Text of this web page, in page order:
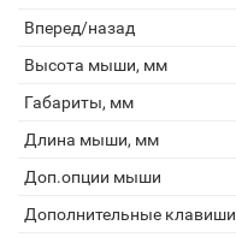
Вперед/назад
Высота мыши, мм
Габариты, мм
Длина мыши, мм
Доп.опции мыши
Дополнительные клавиши